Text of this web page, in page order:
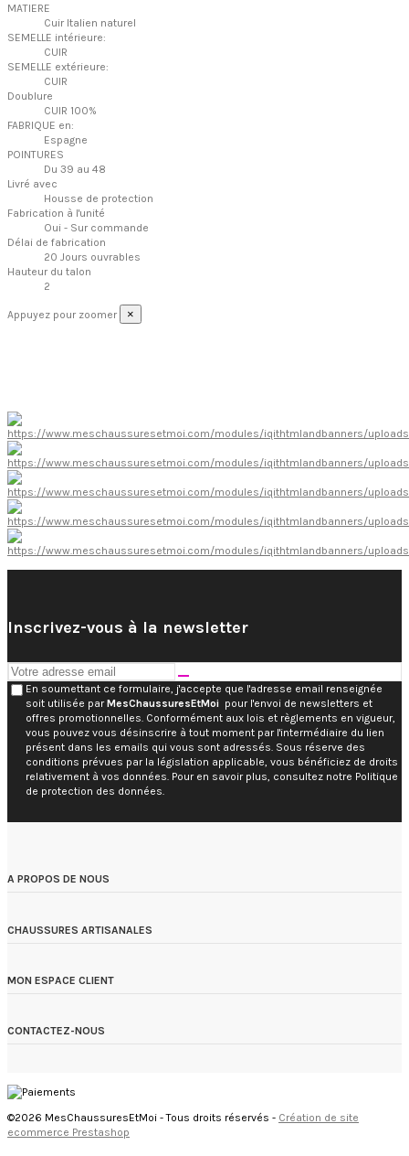
MATIERE
Cuir Italien naturel
SEMELLE intérieure:
CUIR
SEMELLE extérieure:
CUIR
Doublure
CUIR 100%
FABRIQUE en:
Espagne
POINTURES
Du 39 au 48
Livré avec
Housse de protection
Fabrication à l'unité
Oui - Sur commande
Délai de fabrication
20 Jours ouvrables
Hauteur du talon
2
Appuyez pour zoomer ×
Inscrivez-vous à la newsletter
En soumettant ce formulaire, j'accepte que l'adresse email renseignée
soit utilisée parMesChaussuresEtMoi pour l'envoi de newsletters et
offres promotionnelles. Conformément aux lois et règlements en vigueur,
vous pouvez vous désinscrire à tout moment par l'intermédiaire du lien
présent dans les emails qui vous sont adressés. Sous réserve des
conditions prévues par la législation applicable, vous bénéficiez de droits
relativement à vos données. Pour en savoir plus, consultez notre Politique
de protection des données.
A PROPOS DE NOUS
CHAUSSURES ARTISANALES
MON ESPACE CLIENT
CONTACTEZ-NOUS
©2026 MesChaussuresEtMoi - Tous droits réservés - Création de site
ecommerce Prestashop